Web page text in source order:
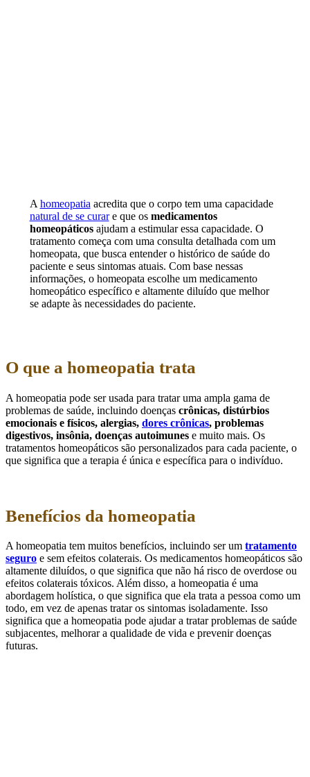
A homeopatia acredita que o corpo tem uma capacidade
natural de se curare que os medicamentos
homeopáticosajudam a estimular essa capacidade. O
tratamento começa com uma consulta detalhada com um
homeopata, que busca entender o histórico de saúde do
paciente e seus sintomas atuais. Com base nessas
informações, o homeopata escolhe um medicamento
homeopático específico e altamente diluído que melhor
se adapte às necessidades do paciente.
O que a homeopatia trata
A homeopatia pode ser usada para tratar uma ampla gama de
problemas de saúde, incluindo doenças crônicas, distúrbios
emocionais e físicos, alergias, dores crônicas, problemas
digestivos, insônia, doenças autoimunes e muito mais. Os
tratamentos homeopáticos são personalizados para cada paciente, o
que significa que a terapia é única e específica para o indivíduo.
Benefícios da homeopatia
A homeopatia tem muitos benefícios, incluindo ser um tratamento
seguro e sem efeitos colaterais. Os medicamentos homeopáticos são
altamente diluídos, o que significa que não há risco de overdose ou
efeitos colaterais tóxicos. Além disso, a homeopatia é uma
abordagem holística, o que significa que ela trata a pessoa como um
todo, em vez de apenas tratar os sintomas isoladamente. Isso
significa que a homeopatia pode ajudar a tratar problemas de saúde
subjacentes, melhorar a qualidade de vida e prevenir doenças
futuras.